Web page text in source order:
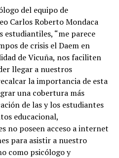
del equipo de
Carlos Roberto Mondaca
estudiantiles, “me parece
de crisis el Daem en
de Vicuña, nos faciliten
llegar a nuestros
la importancia de esta
una cobertura más
de las y los estudiantes
educacional,
no poseen acceso a internet
para asistir a nuestro
como psicólogo y